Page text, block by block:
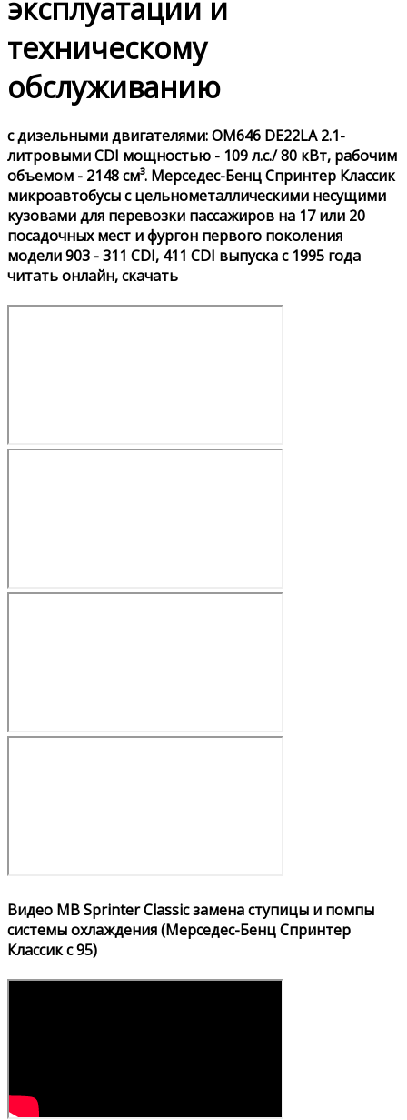
эксплуатации и
техническому
обслуживанию
с дизельными двигателями: OM646 DE22LA 2.1-
литровыми CDI мощностью - 109 л.с./ 80 кВт, рабочим
объемом - 2148 см³. Мерседес-Бенц Спринтер Классик
микроавтобусы с цельнометаллическими несущими
кузовами для перевозки пассажиров на 17 или 20
посадочных мест и фургон первого поколения
модели 903 - 311 CDI, 411 CDI выпуска с 1995 года
читать онлайн, скачать
Видео MB Sprinter Classic замена ступицы и помпы
системы охлаждения (Мерседес-Бенц Спринтер
Классик с 95)